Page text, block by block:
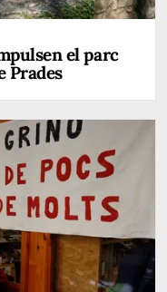
el parc
Prades